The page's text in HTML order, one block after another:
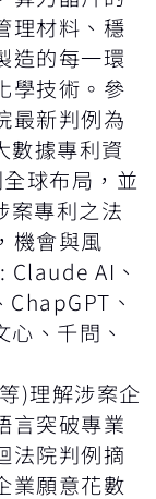
理材料、穩
造的每一環
學技術。參
最新判例為
數據專利資
球布局，並
案專利之法
機會與風
Claude AI、
、
、千問、
)理解涉案企
言突破專業
法院判例摘
業願意花數